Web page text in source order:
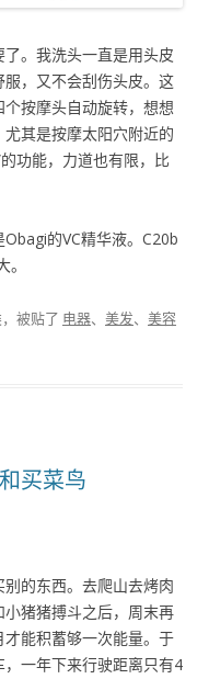
。我洗头一直是用头皮
，又不会刮伤头皮。这
按摩头自动旋转，想想
其是按摩太阳穴附近的
功能，力道也有限，比
的VC精华液。C20b
被贴了 电器、 美发、 美容
买菜鸟
的东西。去爬山去烤肉
猪猪搏斗之后，周末再
能积蓄够一次能量。于
一年下来行驶距离只有4